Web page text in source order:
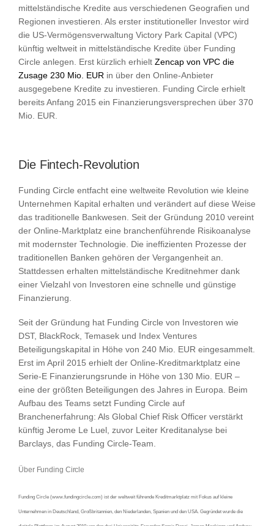
mittelständische Kredite aus verschiedenen Geografien und
Regionen investieren. Als erster institutioneller Investor wird
die US-Vermögensverwaltung Victory Park Capital (VPC)
künftig weltweit in mittelständische Kredite über Funding
Circle anlegen. Erst kürzlich erhielt Zencap von VPC die
Zusage 230 Mio. EUR in über den Online-Anbieter
ausgegebene Kredite zu investieren. Funding Circle erhielt
bereits Anfang 2015 ein Finanzierungsversprechen über 370
Mio. EUR.
Die Fintech-Revolution
Funding Circle entfacht eine weltweite Revolution wie kleine
Unternehmen Kapital erhalten und verändert auf diese Weise
das traditionelle Bankwesen. Seit der Gründung 2010 vereint
der Online-Marktplatz eine branchenführende Risikoanalyse
mit modernster Technologie. Die ineffizienten Prozesse der
traditionellen Banken gehören der Vergangenheit an.
Stattdessen erhalten mittelständische Kreditnehmer dank
einer Vielzahl von Investoren eine schnelle und günstige
Finanzierung.
Seit der Gründung hat Funding Circle von Investoren wie
DST, BlackRock, Temasek und Index Ventures
Beteiligungskapital in Höhe von 240 Mio. EUR eingesammelt.
Erst im April 2015 erhielt der Online-Kreditmarktplatz eine
Serie-E Finanzierungsrunde in Höhe von 130 Mio. EUR –
eine der größten Beteiligungen des Jahres in Europa. Beim
Aufbau des Teams setzt Funding Circle auf
Branchenerfahrung: Als Global Chief Risk Officer verstärkt
künftig Jerome Le Luel, zuvor Leiter Kreditanalyse bei
Barclays, das Funding Circle-Team.
Über Funding Circle
Funding Circle (www.fundingcircle.com) ist der weltweit führende Kreditmarktplatz mit Fokus auf kleine
Unternehmen in Deutschland, Großbritannien, den Niederlanden, Spanien und den USA. Gegründet wurde die